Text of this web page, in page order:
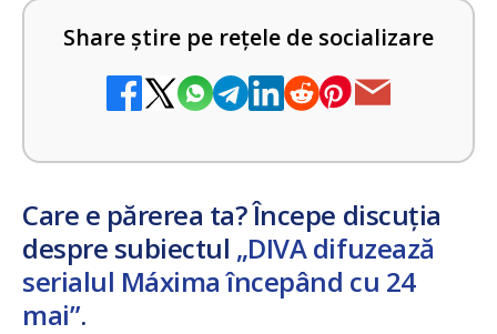
Share știre pe rețele de socializare
Care e părerea ta? Începe discuția
despre subiectul „DIVA difuzează
serialul Máxima începând cu 24
mai”.